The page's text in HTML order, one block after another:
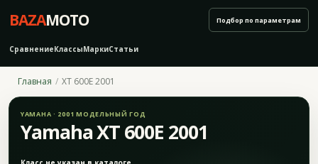
BAZAMOTO
СравнениеКлассыМаркиСтатьи
Подбор по параметрам
Главная XT 600E 2001
YAMAHA · 2001 МОДЕЛЬНЫЙ ГОД
Yamaha XT 600E 2001